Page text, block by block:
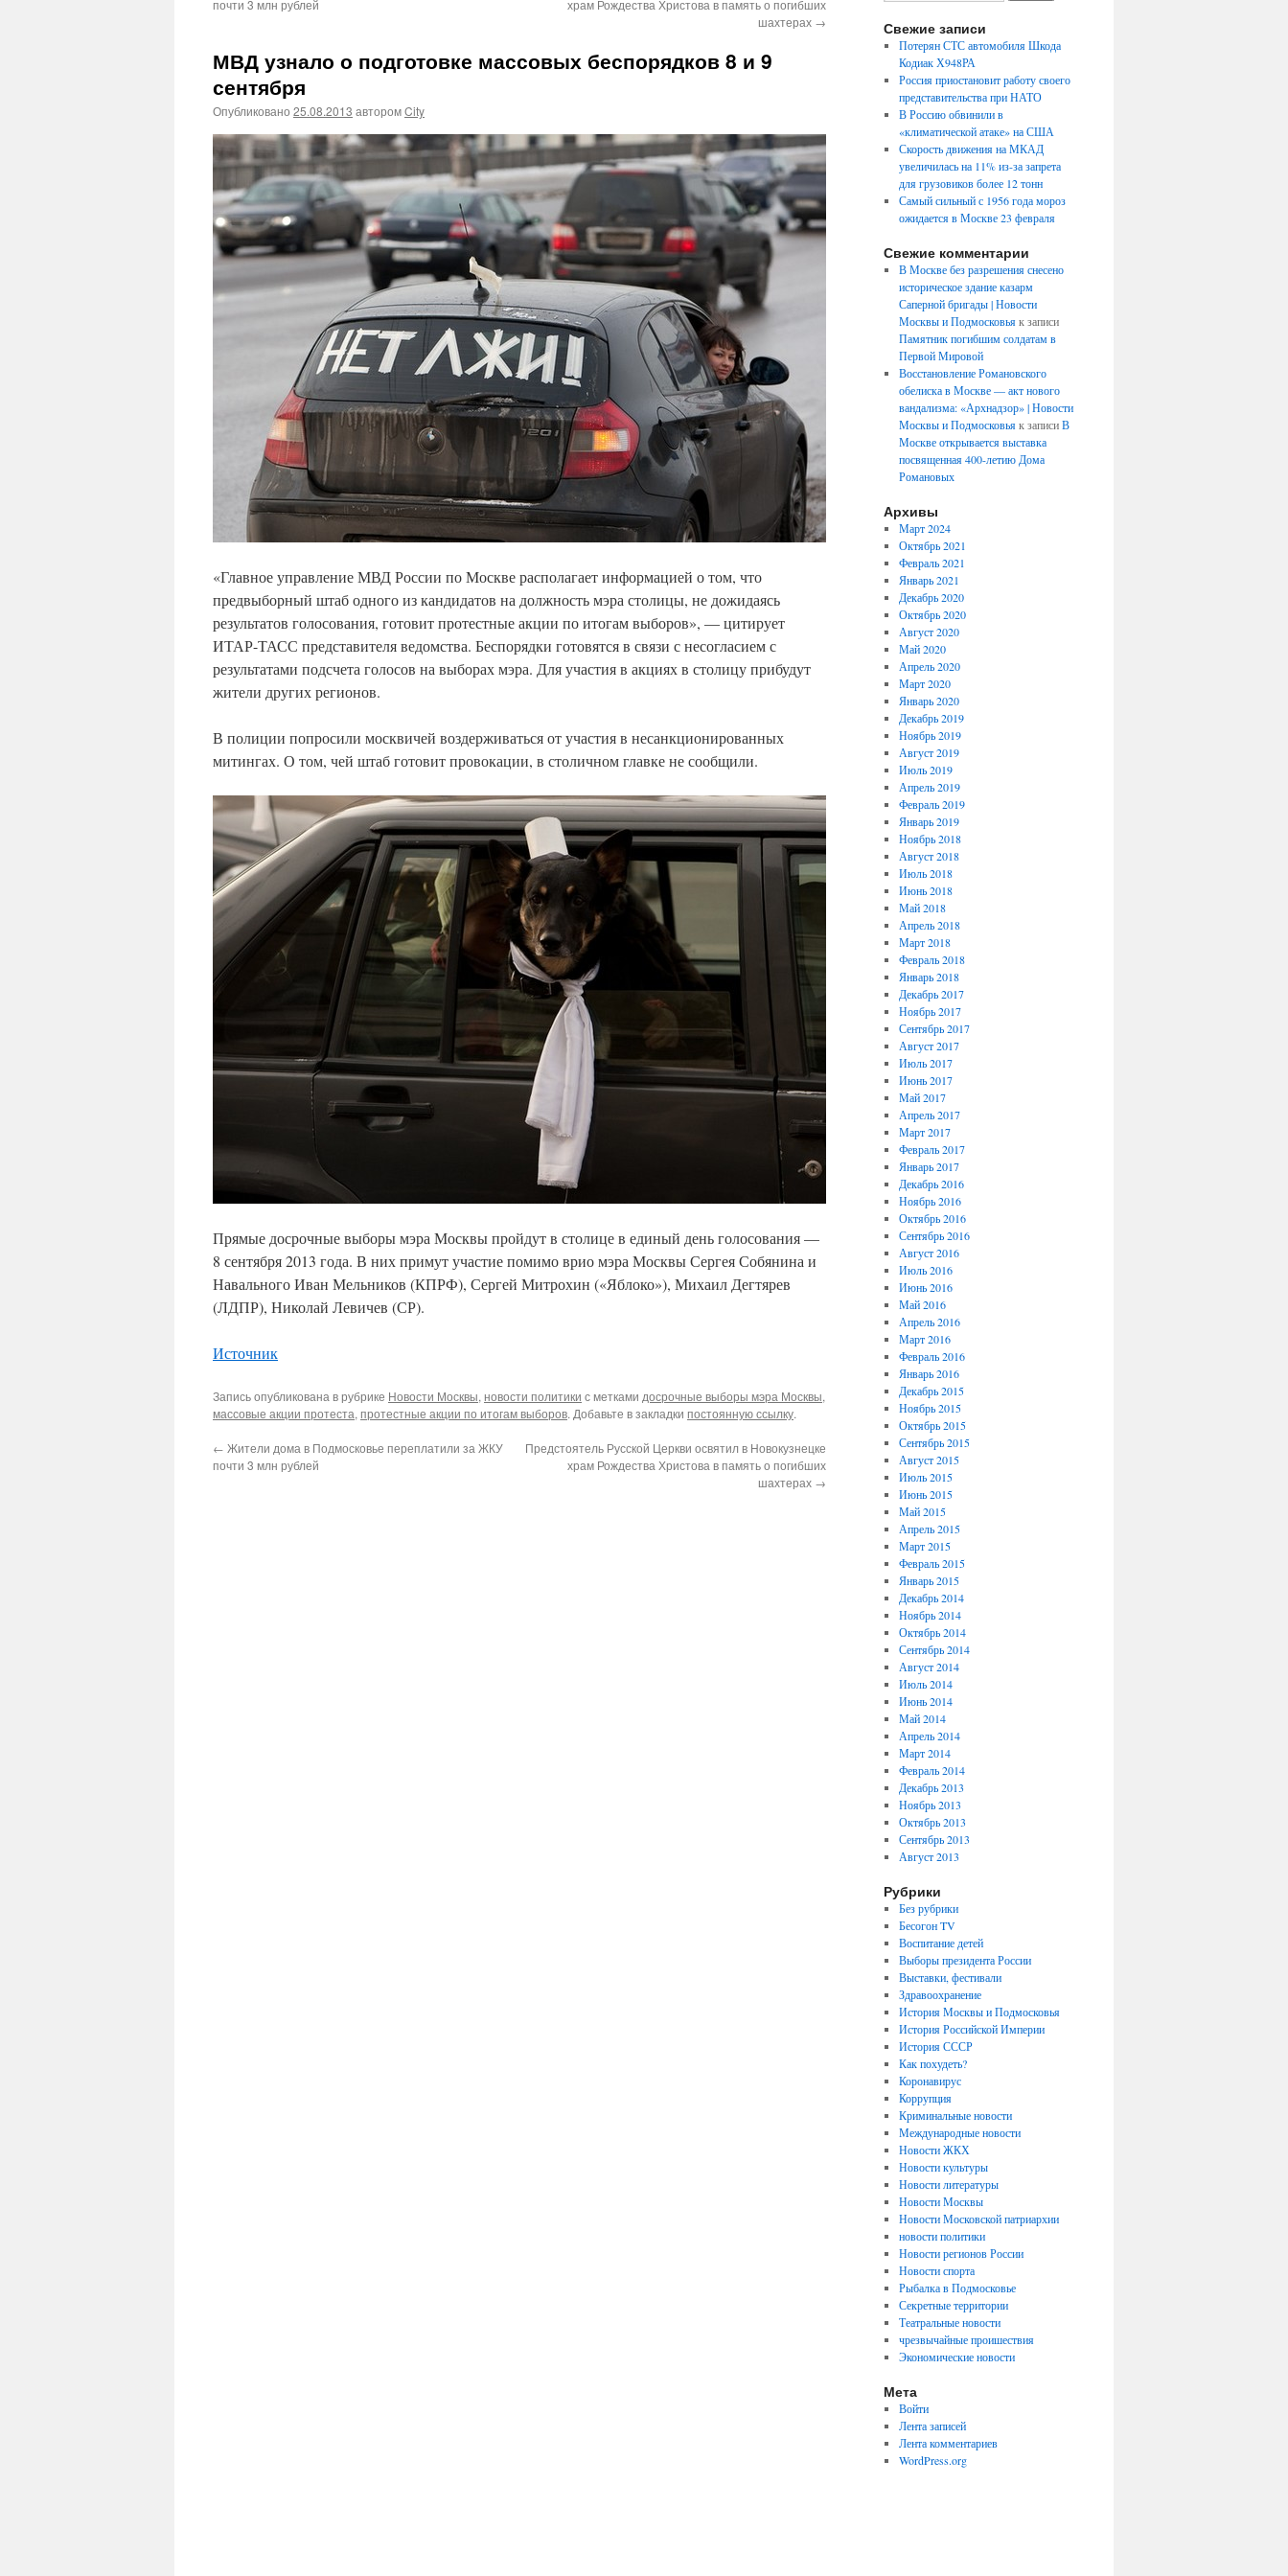
почти 3 млн рублей
храм Рождества Христова в память о погибших
шахтерах →
МВД узнало о подготовке массовых беспорядков 8 и 9
сентября
Опубликовано 25.08.2013 авторомCity
«Главное управление МВД России по Москве располагает информацией о том, что
предвыборный штаб одного из кандидатов на должность мэра столицы, не дожидаясь
результатов голосования, готовит протестные акции по итогам выборов», ― цитирует
ИТАР-ТАСС представителя ведомства. Беспорядки готовятся в связи с несогласием с
результатами подсчета голосов на выборах мэра. Для участия в акциях в столицу прибудут
жители других регионов.
В полиции попросили москвичей воздерживаться от участия в несанкционированных
митингах. О том, чей штаб готовит провокации, в столичном главке не сообщили.
Прямые досрочные выборы мэра Москвы пройдут в столице в единый день голосования —
8 сентября 2013 года. В них примут участие помимо врио мэра Москвы Сергея Собянина и
Навального Иван Мельников (КПРФ), Сергей Митрохин («Яблоко»), Михаил Дегтярев
(ЛДПР), Николай Левичев (СР).
Источник
Запись опубликована в рубрике Новости Москвы, новости политики с метками досрочные выборы мэра Москвы,
массовые акции протеста, протестные акции по итогам выборов. Добавьте в закладки постоянную ссылку.
← Жители дома в Подмосковье переплатили за ЖКУ
почти 3 млн рублей
Предстоятель Русской Церкви освятил в Новокузнецке
храм Рождества Христова в память о погибших
шахтерах →
Свежие записи
Потерян СТС автомобиля Шкода
Кодиак Х948РА
Россия приостановит работу своего
представительства при НАТО
В Россию обвинили в
«климатической атаке» на США
Скорость движения на МКАД
увеличилась на 11% из-за запрета
для грузовиков более 12 тонн
Самый сильный с 1956 года мороз
ожидается в Москве 23 февраля
Свежие комментарии
В Москве без разрешения снесено
историческое здание казарм
Саперной бригады | Новости
Москвы и Подмосковьяк записи
Памятник погибшим солдатам в
Первой Мировой
Восстановление Романовского
обелиска в Москве — акт нового
вандализма: «Архнадзор» | Новости
Москвы и Подмосковьяк записиВ
Москве открывается выставка
посвященная 400-летию Дома
Романовых
Архивы
Март 2024
Октябрь 2021
Февраль 2021
Январь 2021
Декабрь 2020
Октябрь 2020
Август 2020
Май 2020
Апрель 2020
Март 2020
Январь 2020
Декабрь 2019
Ноябрь 2019
Август 2019
Июль 2019
Апрель 2019
Февраль 2019
Январь 2019
Ноябрь 2018
Август 2018
Июль 2018
Июнь 2018
Май 2018
Апрель 2018
Март 2018
Февраль 2018
Январь 2018
Декабрь 2017
Ноябрь 2017
Сентябрь 2017
Август 2017
Июль 2017
Июнь 2017
Май 2017
Апрель 2017
Март 2017
Февраль 2017
Январь 2017
Декабрь 2016
Ноябрь 2016
Октябрь 2016
Сентябрь 2016
Август 2016
Июль 2016
Июнь 2016
Май 2016
Апрель 2016
Март 2016
Февраль 2016
Январь 2016
Декабрь 2015
Ноябрь 2015
Октябрь 2015
Сентябрь 2015
Август 2015
Июль 2015
Июнь 2015
Май 2015
Апрель 2015
Март 2015
Февраль 2015
Январь 2015
Декабрь 2014
Ноябрь 2014
Октябрь 2014
Сентябрь 2014
Август 2014
Июль 2014
Июнь 2014
Май 2014
Апрель 2014
Март 2014
Февраль 2014
Декабрь 2013
Ноябрь 2013
Октябрь 2013
Сентябрь 2013
Август 2013
Рубрики
Без рубрики
Бесогон TV
Воспитание детей
Выборы президента России
Выставки, фестивали
Здравоохранение
История Москвы и Подмосковья
История Российской Империи
История СССР
Как похудеть?
Коронавирус
Коррупция
Криминальные новости
Международные новости
Новости ЖКХ
Новости культуры
Новости литературы
Новости Москвы
Новости Московской патриархии
новости политики
Новости регионов России
Новости спорта
Рыбалка в Подмосковье
Секретные территории
Театральные новости
чрезвычайные проишествия
Экономические новости
Мета
Войти
Лента записей
Лента комментариев
WordPress.org